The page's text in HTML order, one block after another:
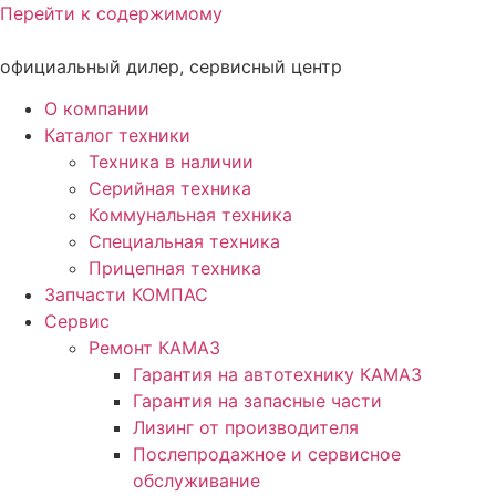
Перейти к содержимому
официальный дилер, сервисный центр
О компании
Каталог техники
Техника в наличии
Серийная техника
Коммунальная техника
Специальная техника
Прицепная техника
Запчасти КОМПАС
Сервис
Ремонт КАМАЗ
Гарантия на автотехнику КАМАЗ
Гарантия на запасные части
Лизинг от производителя
Послепродажное и сервисное
обслуживание